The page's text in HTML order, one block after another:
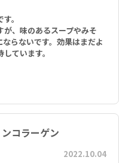
。
、味のあるスープやみそ
らないです。効果はまだよ
ています。
コラーゲン
2022.10.04